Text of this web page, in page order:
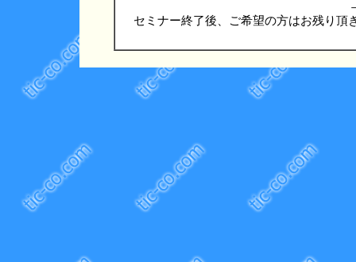
セミナー終了後、ご希望の方はお残り頂